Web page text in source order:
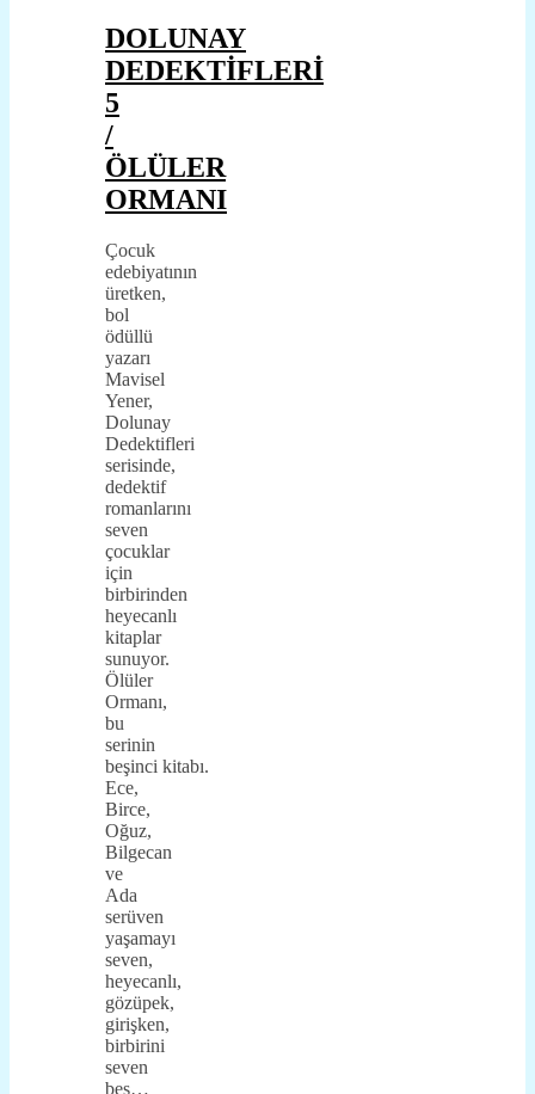
DOLUNAY
DEDEKTİFLERİ
5
/
ÖLÜLER
ORMANI
Çocuk
edebiyatının
üretken,
bol
ödüllü
yazarı
Mavisel
Yener,
Dolunay
Dedektifleri
serisinde,
dedektif
romanlarını
seven
çocuklar
için
birbirinden
heyecanlı
kitaplar
sunuyor.
Ölüler
Ormanı,
bu
serinin
beşinci kitabı.
Ece,
Birce,
Oğuz,
Bilgecan
ve
Ada
serüven
yaşamayı
seven,
heyecanlı,
gözüpek,
girişken,
birbirini
seven
beş…